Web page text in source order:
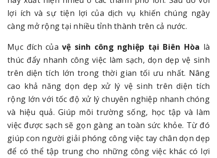
lợi ích và sự tiện lợi của dịch vụ khiến chúng ngày
càng mở rộng tại nhiều tỉnh thành trên cả nước.
Mục đích của vệ sinh công nghiệp tại Biên Hòa là
thúc đẩy nhanh công việc làm sạch, dọn dẹp vệ sinh
trên diện tích lớn trong thời gian tối ưu nhất. Nâng
cao khả năng dọn dẹp xử lý vệ sinh trên diện tích
rộng lớn với tốc độ xử lý chuyên nghiệp nhanh chóng
và hiệu quả. Giúp môi trường sống, học tập và làm
việc được sạch sẽ gọn gàng an toàn sức khỏe. Từ đó
giúp con người giải phóng công việc tay chân dọn dẹp
để có thể tập trung cho những công việc khác có lợi